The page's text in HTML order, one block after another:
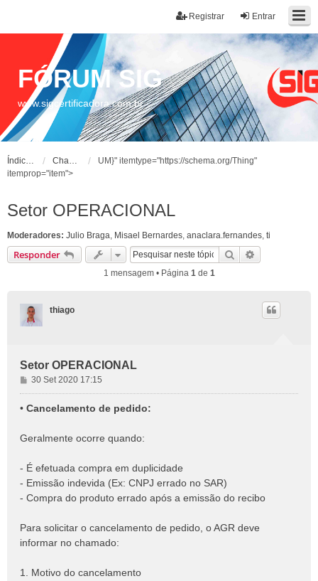
Entrar
Registrar
FÓRUM SIG
www.sigcertificadora.com.br
Índice do fórum Chamados
UM}" itemtype="https://schema.org/Thing"
itemprop="item">
Setor OPERACIONAL
Moderadores: Julio Braga, Misael Bernardes, anaclara.fernandes, ti
Responder Pesquisar
1 mensagem • Página 1de 1
thiago
Setor OPERACIONAL
M
e
n
g
m
30 Set 2020 17:15
• Cancelamento de pedido:
Geralmente ocorre quando:
- É efetuada compra em duplicidade
- Emissão indevida (Ex: CNPJ errado no SAR)
- Compra do produto errado após a emissão do recibo
Para solicitar o cancelamento de pedido, o AGR deve
informar no chamado:
1. Motivo do cancelamento